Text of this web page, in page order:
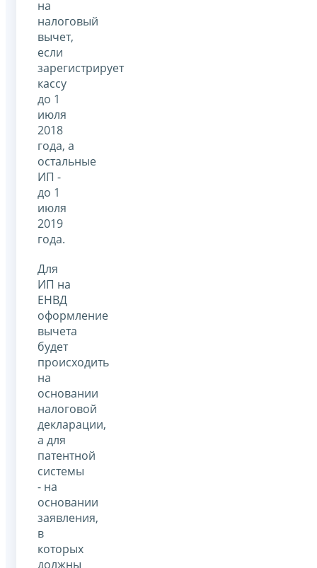
на
налоговый
вычет,
если
зарегистрирует
кассу
до 1
июля
2018
года, а
остальные
ИП -
до 1
июля
2019
года.
Для
ИП на
ЕНВД
оформление
вычета
будет
происходить
на
основании
налоговой
декларации,
а для
патентной
системы
- на
основании
заявления,
в
которых
должны